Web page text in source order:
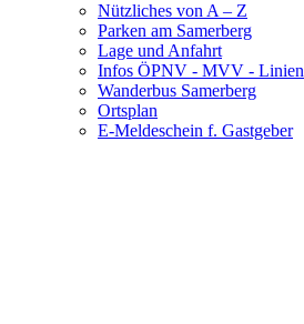
Nützliches von A – Z
Parken am Samerberg
Lage und Anfahrt
Infos ÖPNV - MVV - Linien
Wanderbus Samerberg
Ortsplan
E-Meldeschein f. Gastgeber